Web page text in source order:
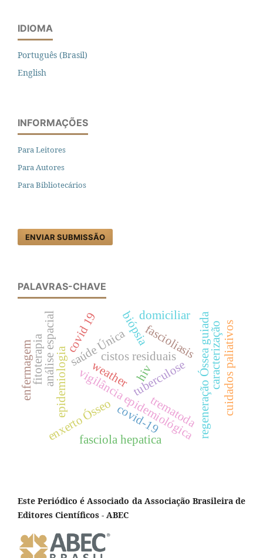
IDIOMA
Português (Brasil)
English
INFORMAÇÕES
Para Leitores
Para Autores
Para Bibliotecários
ENVIAR SUBMISSÃO
PALAVRAS-CHAVE
saúde Única
epidemiologiavigilância epidemiológica
análise espacial cistos residuais
biópsia regeneração Óssea guiada
enxerto Ósseo
tuberculose
covid-19
fascioliasis
fasciola hepatica
trematoda
weather caracterização
fitoterapia
enfermagem cuidados paliativos
domiciliar
covid 19
hiv
Este Periódico é Associado da Associação Brasileira de
Editores Científicos - ABEC